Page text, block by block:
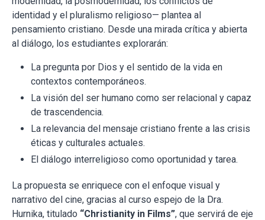
identidad y el pluralismo religioso— plantea al
pensamiento cristiano. Desde una mirada crítica y abierta
al diálogo, los estudiantes explorarán:
La pregunta por Dios y el sentido de la vida en
contextos contemporáneos.
La visión del ser humano como ser relacional y capaz
de trascendencia.
La relevancia del mensaje cristiano frente a las crisis
éticas y culturales actuales.
El diálogo interreligioso como oportunidad y tarea.
La propuesta se enriquece con el enfoque visual y
narrativo del cine, gracias al curso espejo de la Dra.
Hurnika, titulado “Christianity in Films”, que servirá de eje